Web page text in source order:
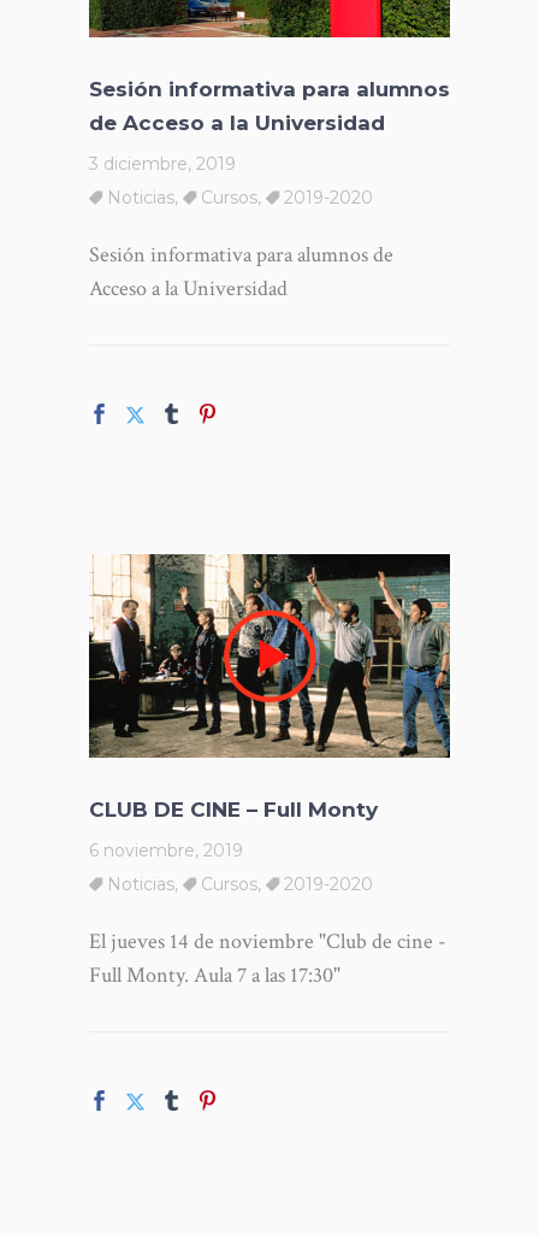
Sesión informativa para alumnos
de Acceso a la Universidad
3 diciembre, 2019
Noticias, Cursos, 2019-2020
Sesión informativa para alumnos de
Acceso a la Universidad
CLUB DE CINE – Full Monty
6 noviembre, 2019
Noticias, Cursos, 2019-2020
El jueves 14 de noviembre "Club de cine -
Full Monty. Aula 7 a las 17:30"